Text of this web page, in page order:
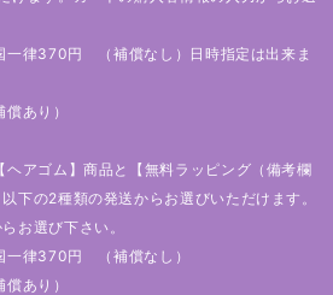
一律370円 （補償なし）日時指定は出来ま
あり）
アゴム】商品と【無料ラッピング（備考欄
下の2種類の発送からお選びいただけます。
お選び下さい。
一律370円 （補償なし）
あり）